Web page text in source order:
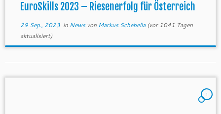
fulminanten Wettkampf […]
EuroSkills 2023 – Riesenerfolg für Österreich
29 Sep., 2023in News von Markus Schebella(vor 1041 Tagen
aktualisiert)
1